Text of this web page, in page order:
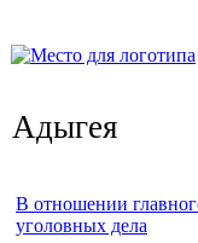
Адыгея
В отношении
уголовных дела